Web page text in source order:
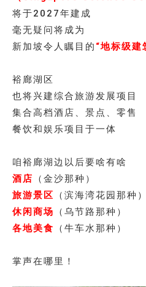
将于2027年建成
毫无疑问将成为
新加坡令人瞩目的 “地标级建
裕廊湖区
也将兴建综合旅游发展项目
集合高档酒店、景点、零售
餐饮和娱乐项目于一体
咱裕廊湖边以后要啥有啥
酒店
（金沙那种）
旅游景区
（滨海湾花园那种）
休闲商场
（乌节路那种）
各地美食
（牛车水那种）
掌声在哪里！